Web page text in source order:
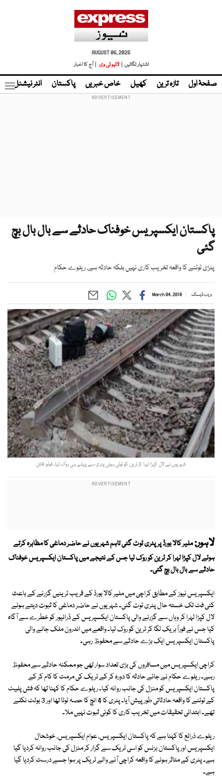
AUGUST 06, 2026
اشتہار لگائیں |
لائیو ٹی وی | آج کا اخبار
صفحۂ اول تازہ ترین کھیل خاص خبریں پاکستان انٹر نیشنل
پاکستان ایکسپریس خوفناک حادثے سے بال بال بچ
گئی
پٹڑی ٹوٹنے کا واقعہ تخریب کاری نہیں بلکہ حادثہ ہے، ریلوے حکام
ویب ڈیسک March 04, 2018
شہریوں نے لال کپڑا لہرا کر ٹرین کو ٹوٹی ہوئی پٹری سے پہلے ہی روک لیا۔ فوٹو: فائل
لاہور:ملیر کالا بورڈ پر پٹری ٹوٹ گئی تاہم شہریوں نے حاضر دماغی کا مظاہرہ کرتے
ہوئے لال کپڑا لہرا کر ٹرین کو روک لیا جس کے نتیجے میں پاکستان ایکسپریس خوفناک
حادثے سے بال بال بچ گئی۔
ایکسپریس نیوز کے مطابق کراچی میں ملیر کالا بورڈ کے قریب ٹرینیں گزرنے کے باعث
کئی فٹ تک خستہ حال پٹری ٹوٹ گئی۔ شہریوں نے حاضر دماغی کا ثبوت دیتے ہوئے
لال کپڑا لہرا کر وہاں سے گزرنے والی پاکستان ایکسپریس کے ڈرائیور کو خطرے سے آگاہ
کیا جس نے فوراً بریک لگا کر ٹرین کو روک لیا۔ واقعے میں اندرون ملک جانے والی
پاکستان ایکسپریس ایک بڑے حادثے سے محفوظ رہی۔
کراچی ایکسپریس میں مسافروں کی بڑی تعداد سوار تھی جو ممکنہ حادثے سے محفوظ
رہے۔ ریلوے حکام نے جائے حادثہ کا دورہ کر کے ٹریک کی مرمت کا کام کر کے
پاکستان ایکسپریس کو منزل کی جانب روانہ کیا۔ ریلوے حکام کا کہنا تھا کہ فش پلیٹ
کے ٹوٹنے کا واقعہ حادثاتی طور پیش آیا۔ پٹری کا 4 انچ کا حصہ ٹوٹا تھا اور 3 بولٹ نکلے
تھے۔ ابتدائی تحقیقات میں تخریب کاری کا کوئی ثبوت نہیں ملا۔
ریلوے ذرائع کا کہنا ہے کہ پاکستان ایکسپریس، عوام ایکسپریس، خوشحال
ایکسپریس اور پاکستان بزنس کو اسی ٹریک سے گزار کر منزل کی جانب روانہ کردیا گیا
ہے۔ پٹری کے متاثر ہونے کا واقعہ کراچی آنے والے ٹریک پر ہوا جسے درست کردیا گیا
ہے۔